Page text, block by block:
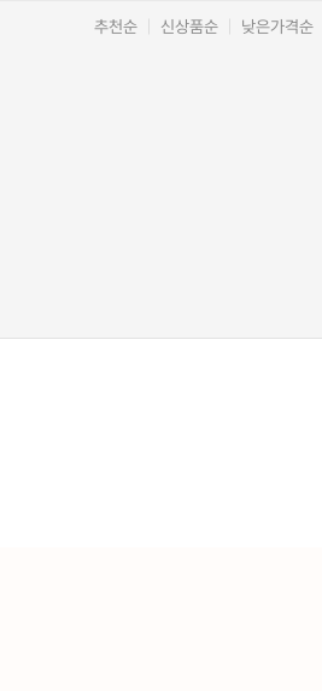
추천순 신상품순 낮은가격순